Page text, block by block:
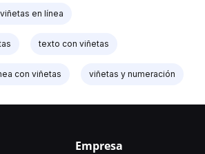
en línea
texto con viñetas
con viñetas viñetas y numeración
Empresa